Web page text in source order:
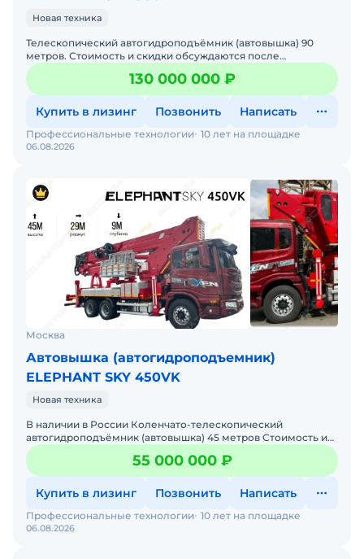
Новая техника
Телескопический автогидроподъёмник (автовышка) 90
метров. Стоимость и скидки обсуждаются после
согласования сроков оплаты. Вы можете посетить наше
производств
130 000 000 ₽
Купить в лизинг Позвонить Написать
06.08.2026
Профессиональные технологии 10 лет на площадке
Москва
Автовышка (автогидроподъемник)
ELEPHANT SKY 450VK
Новая техника
В наличии в России Коленчато-телескопический
автогидроподъёмник (автовышка) 45 метров Стоимость и
скидки обсуждаются после согласования сроков оплаты.
Подъёмн
55 000 000 ₽
Купить в лизинг Позвонить Написать
06.08.2026
Профессиональные технологии 10 лет на площадке